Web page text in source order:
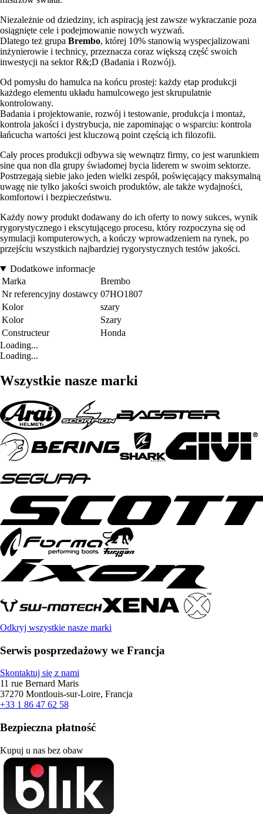
Niezależnie od dziedziny, ich aspiracją jest zawsze wykraczanie poza
osiągnięte cele i podejmowanie nowych wyzwań.
Dlatego też grupa Brembo, której 10% stanowią wyspecjalizowani
inżynierowie i technicy, przeznacza coraz większą część swoich
inwestycji na sektor R&;D (Badania i Rozwój).
Od pomysłu do hamulca na końcu prostej: każdy etap produkcji
każdego elementu układu hamulcowego jest skrupulatnie
kontrolowany.
Badania i projektowanie, rozwój i testowanie, produkcja i montaż,
kontrola jakości i dystrybucja, nie zapominając o wsparciu: kontrola
łańcucha wartości jest kluczową point częścią ich filozofii.
Cały proces produkcji odbywa się wewnątrz firmy, co jest warunkiem
sine qua non dla grupy świadomej bycia liderem w swoim sektorze.
Postrzegają siebie jako jeden wielki zespół, poświęcający maksymalną
uwagę nie tylko jakości swoich produktów, ale także wydajności,
komfortowi i bezpieczeństwu.
Każdy nowy produkt dodawany do ich oferty to nowy sukces, wynik
rygorystycznego i ekscytującego procesu, który rozpoczyna się od
symulacji komputerowych, a kończy wprowadzeniem na rynek, po
przejściu wszystkich najbardziej rygorystycznych testów jakości.
Dodatkowe informacje
Marka
Brembo
Nr referencyjny dostawcy 07HO1807
Kolor
szary
Kolor
Szary
Constructeur
Honda
Loading...
Loading...
Wszystkie nasze marki
Odkryj wszystkie nasze marki
Serwis posprzedażowy we Francja
Skontaktuj się z nami
11 rue Bernard Maris
37270 Montlouis-sur-Loire, Francja
+33 1 86 47 62 58
Bezpieczna płatność
Kupuj u nas bez obaw